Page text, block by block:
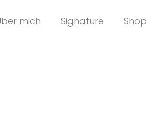
mich Signature Shop